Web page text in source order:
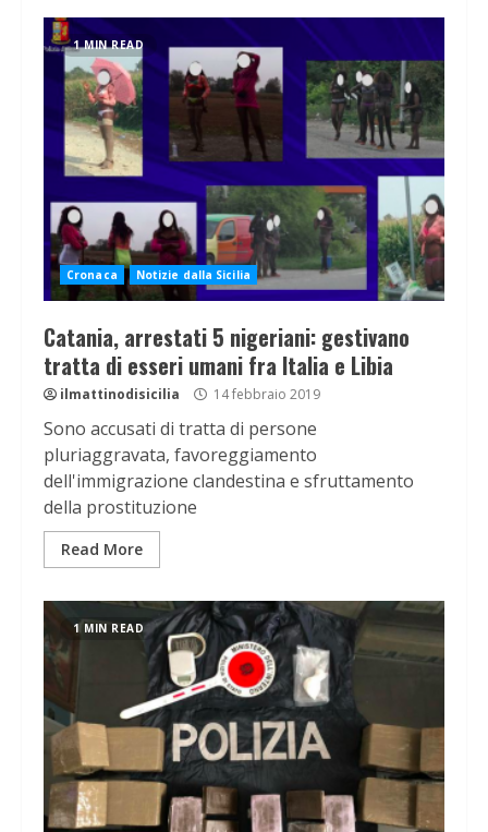
1 MIN READ
Cronaca Notizie dalla Sicilia
Catania, arrestati 5 nigeriani: gestivano
tratta di esseri umani fra Italia e Libia
ilmattinodisicilia 14 febbraio 2019
Sono accusati di tratta di persone
pluriaggravata, favoreggiamento
dell'immigrazione clandestina e sfruttamento
della prostituzione
Read More
1 MIN READ